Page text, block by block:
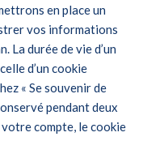
en place un
vos informations
La durée de vie d’un
d’un cookie
« Se souvenir de
pendant deux
votre compte, le cookie